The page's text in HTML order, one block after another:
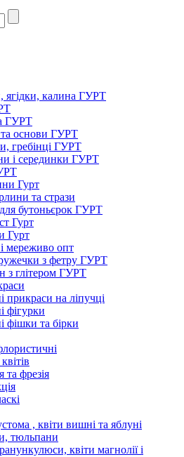
ягідки, калина ГУРТ
ГУРТ
основи ГУРТ
гребінці ГУРТ
і серединки ГУРТ
Гурт
та стрази
бутоньєрок ГУРТ
Гурт
Гурт
мереживо опт
з фетру ГУРТ
з глітером ГУРТ
прикраси на ліпучці
фігурки
фішки та бірки
та фрезія
, квіти вишні та яблуні
тюльпани
квіти магнолії і